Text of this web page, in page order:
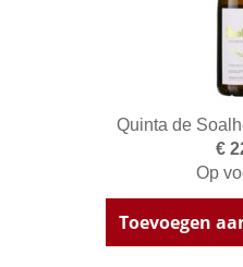
Quinta de
€
Op
Toevoegen